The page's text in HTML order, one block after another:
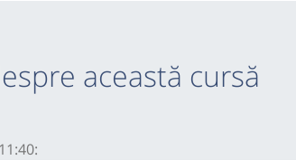
această cursă